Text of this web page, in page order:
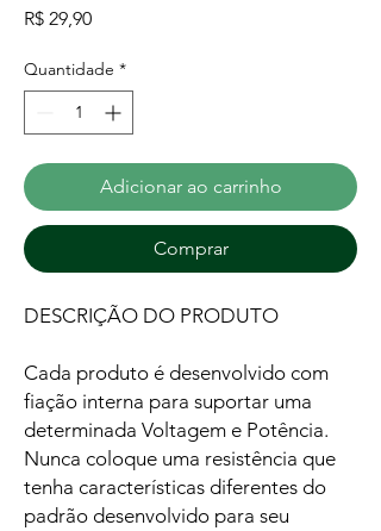
R$ 29,90Preço
Quantidade *
Adicionar ao carrinho
Comprar
DESCRIÇÃO DO PRODUTO
Cada produto é desenvolvido com
fiação interna para suportar uma
determinada Voltagem e Potência.
Nunca coloque uma resistência que
tenha características diferentes do
padrão desenvolvido para seu